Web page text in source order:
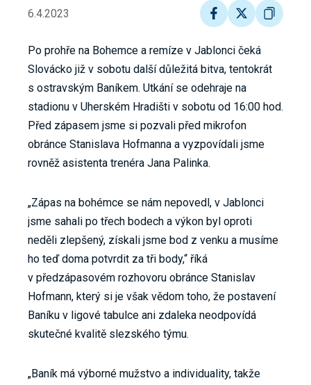
6.4.2023
Po prohře na Bohemce a remíze v Jablonci čeká
Slovácko již v sobotu další důležitá bitva, tentokrát
s ostravským Baníkem. Utkání se odehraje na
stadionu v Uherském Hradišti v sobotu od 16:00 hod.
Před zápasem jsme si pozvali před mikrofon
obránce Stanislava Hofmanna a vyzpovídali jsme
rovněž asistenta trenéra Jana Palinka.
„Zápas na bohémce se nám nepovedl, v Jablonci
jsme sahali po třech bodech a výkon byl oproti
neděli zlepšený, získali jsme bod z venku a musíme
ho teď doma potvrdit za tři body,“ říká
v předzápasovém rozhovoru obránce Stanislav
Hofmann, který si je však vědom toho, že postavení
Baníku v ligové tabulce ani zdaleka neodpovídá
skutečné kvalitě slezského týmu.
„Baník má výborné mužstvo a individuality, takže